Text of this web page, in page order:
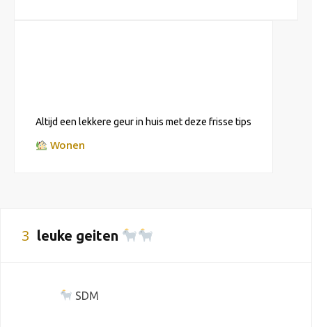
Altijd een lekkere geur in huis met deze frisse tips
Wonen
3 leuke geiten
SDM